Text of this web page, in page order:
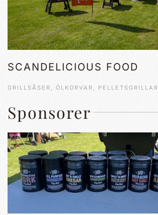
SCANDELICIOUS FOOD
GRILLSÅSER, ÖLKORVAR, PELLETSGRILLAR
Sponsorer